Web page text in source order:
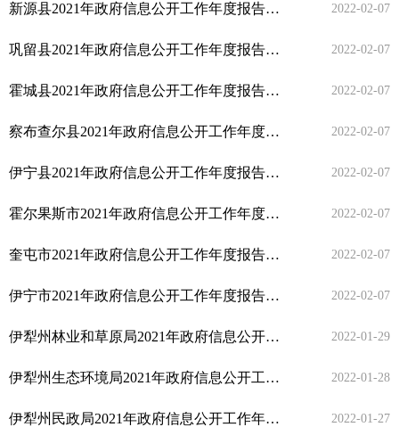
新源县2021年政府信息公开工作年度报告
【2021年】2022-02-07
巩留县2021年政府信息公开工作年度报告
【2021年】2022-02-07
霍城县2021年政府信息公开工作年度报告
【2021年】2022-02-07
察布查尔县2021年政府信息公开工作年度报告 【2021年】
2022-02-07
伊宁县2021年政府信息公开工作年度报告
【2021年】2022-02-07
霍尔果斯市2021年政府信息公开工作年度报告 【2021年】
2022-02-07
奎屯市2021年政府信息公开工作年度报告
【2021年】2022-02-07
伊宁市2021年政府信息公开工作年度报告
【2021年】2022-02-07
伊犁州林业和草原局2021年政府信息公开工作年度报告 【2021
2022-01-29
伊犁州生态环境局2021年政府信息公开工作年度报告 【2021年
2022-01-28
伊犁州民政局2021年政府信息公开工作年度报告 【2021年】
2022-01-27